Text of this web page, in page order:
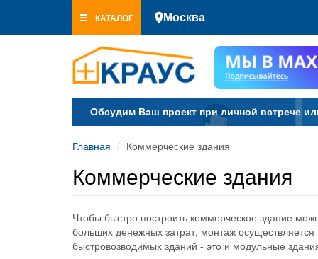
основному
КАТАЛОГ Москва
Обсудим Ваш проект при личной встрече
Главная Коммерческие здания
Коммерческие здания
Чтобы быстро построить коммерческое здание
больших денежных затрат, монтаж
быстровозводимых зданий - это и модульные